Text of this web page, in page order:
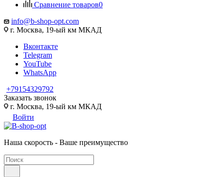
Сравнение товаров0
info@b-shop-opt.com
г. Москва, 19-ый км МКАД
Вконтакте
Telegram
YouTube
WhatsApp
+79154329792
Заказать звонок
г. Москва, 19-ый км МКАД
Войти
Наша скорость - Ваше преимущество